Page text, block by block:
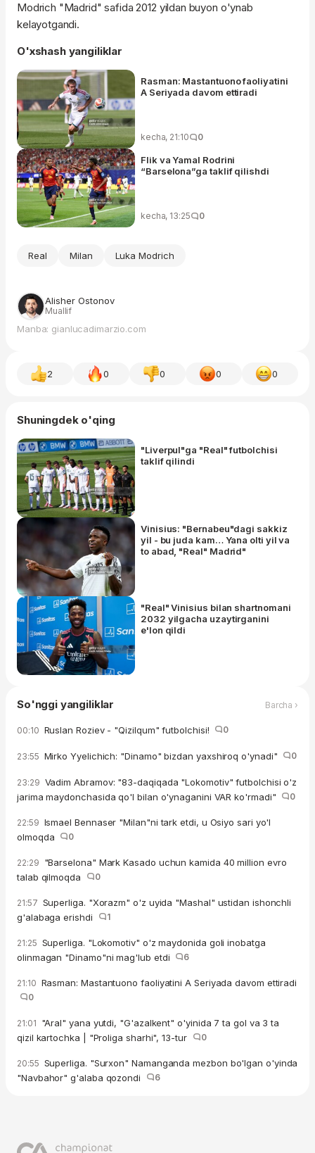
Modrich "Madrid" safida 2012 yildan buyon o'ynab
kelayotgandi.
O'xshash yangiliklar
Rasman: Mastantuono faoliyatini
A Seriyada davom ettiradi
kecha, 21:10 0
Flik va Yamal Rodrini
“Barselona”ga taklif qilishdi
kecha, 13:25 0
Real Milan Luka Modrich
Alisher Ostonov
Muallif
Manba: gianlucadimarzio.com
2 0 0 0 0
Shuningdek o'qing
"Liverpul"ga "Real" futbolchisi
taklif qilindi
Vinisius: "Bernabeu"dagi sakkiz
yil - bu juda kam… Yana olti yil va
to abad, "Real" Madrid"
"Real" Vinisius bilan shartnomani
2032 yilgacha uzaytirganini
e'lon qildi
So'nggi yangiliklar Barcha ›
00:10 Ruslan Roziev - "Qizilqum" futbolchisi! 0
23:55 Mirko Yyelichich: "Dinamo" bizdan yaxshiroq o'ynadi" 0
23:29 Vadim Abramov: "83-daqiqada "Lokomotiv" futbolchisi o'z
jarima maydonchasida qo'l bilan o'ynaganini VAR ko'rmadi"
0
22:59 Ismael Bennaser "Milan"ni tark etdi, u Osiyo sari yo'l
olmoqda
0
22:29 "Barselona" Mark Kasado uchun kamida 40 million evro
talab qilmoqda
0
21:57 Superliga. "Xorazm" o'z uyida "Mashal" ustidan ishonchli
g'alabaga erishdi
1
21:25 Superliga. "Lokomotiv" o'z maydonida goli inobatga
olinmagan "Dinamo"ni mag'lub etdi
6
21:10 Rasman: Mastantuono faoliyatini A Seriyada davom ettiradi
0
21:01 "Aral" yana yutdi, "G'azalkent" o'yinida 7 ta gol va 3 ta
qizil kartochka | "Proliga sharhi", 13-tur
0
20:55 Superliga. "Surxon" Namanganda mezbon bo'lgan o'yinda
"Navbahor" g'alaba qozondi
6